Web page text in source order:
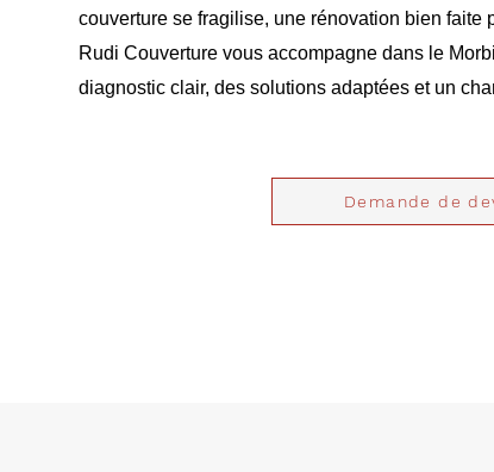
couverture se fragilise, une rénovation bien faite
Rudi Couverture vous accompagne dans le
diagnostic clair, des solutions adaptées et un
Demande de